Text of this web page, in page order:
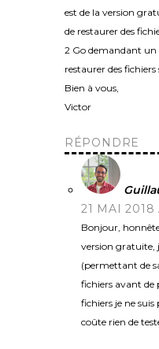
est de la version
de restaurer des
2 Go demandant un
restaurer des fichiers
Bien à vous,
Victor
RÉPONDRE
21 MAI 2018
Bonjour,
version gratuite,
(permettant de
fichiers avant de
fichiers je ne suis
coûte rien de